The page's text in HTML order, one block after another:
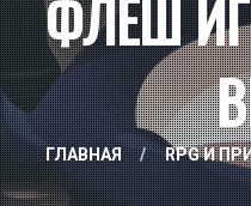
ФЛЕШ
ГЛАВНАЯ / RPG И